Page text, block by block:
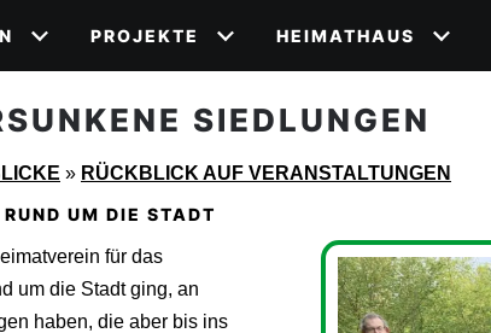
PROJEKTE HEIMATHAUS
SIEDLUNGEN
» RÜCKBLICK AUF VERANSTALTUNGEN
UM DIE STADT
für das
um die Stadt ging, an
haben, die aber bis ins